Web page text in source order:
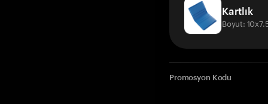
Kartlık
Boyut:
Promosyon Kodu